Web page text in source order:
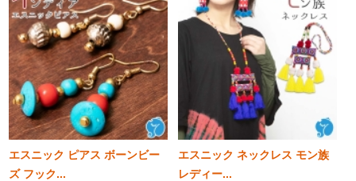
エスニック ピアス ボーンビー
ズ フック...
エスニック ネックレス モン族
レディー...